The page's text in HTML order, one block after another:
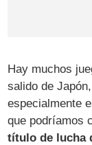
Hay muchos
salido de
especialmente
que podríamos
título de lucha